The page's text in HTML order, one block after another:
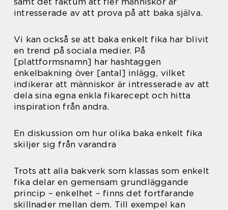
intresserade av att prova på att baka själva.
Vi kan också se att baka enkelt fika har blivit
en trend på sociala medier. På
[plattformsnamn] har hashtaggen
enkelbakning över [antal] inlägg, vilket
indikerar att människor är intresserade av att
dela sina egna enkla fikarecept och hitta
inspiration från andra.
En diskussion om hur olika baka enkelt fika
skiljer sig från varandra
Trots att alla bakverk som klassas som enkelt
fika delar en gemensam grundläggande
princip – enkelhet – finns det fortfarande
skillnader mellan dem. Till exempel kan